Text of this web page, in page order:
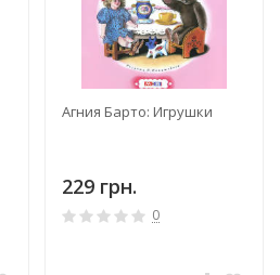
Агния Барто: Игрушки
229 грн.
0